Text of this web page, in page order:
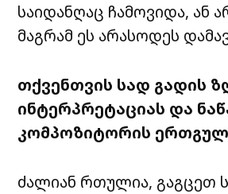
საიდანღაც ჩამოვიდა, ან
მაგრამ ეს არასოდეს
თქვენთვის სად გადის
ინტერპრეტაციას და
კომპოზიტორის
ძალიან რთულია, გაგცეთ